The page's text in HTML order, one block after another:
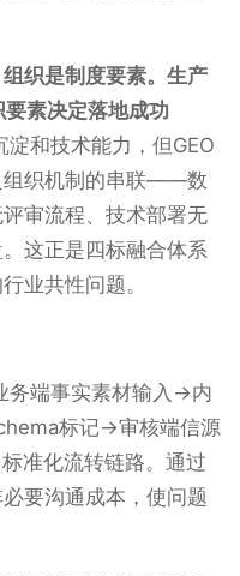
织是制度要素。生产
素决定落地成功
和技术能力，但GEO
组织机制的串联——数
审流程、技术部署无
这正是四标融合体系
业共性问题。
务端事实素材输入→内
标记→审核端信源
准化流转链路。通过
要沟通成本，使问题